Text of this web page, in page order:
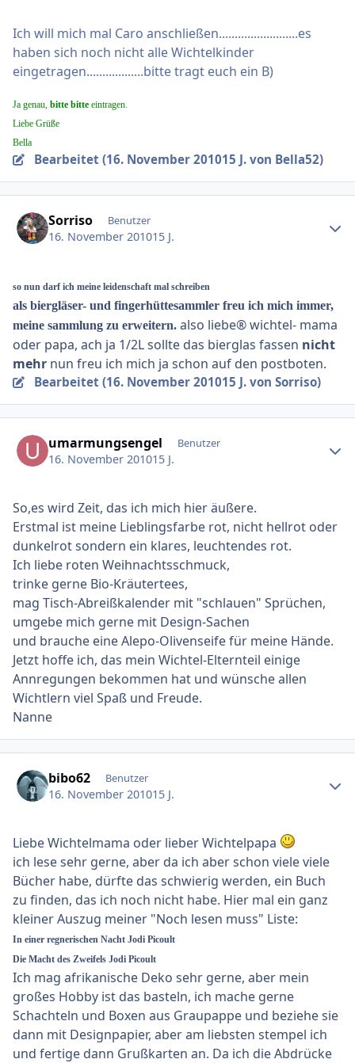
Ich will mich mal Caro anschließen.........................es
haben sich noch nicht alle Wichtelkinder
eingetragen..................bitte tragt euch ein B)
Ja genau, bitte bitte eintragen.
Liebe Grüße
Bella
Bearbeitet (16. November 201015 J.von Bella52)
Sorriso Benutzer
16. November 201015 J.
so nun darf ich meine leidenschaft mal schreiben
als biergläser- und fingerhüttesammler freu ich mich immer,
meine sammlung zu erweitern. also liebe® wichtel- mama
oder papa, ach ja 1/2L sollte das bierglas fassen nicht
mehr nun freu ich mich ja schon auf den postboten.
Bearbeitet (16. November 201015 J.von Sorriso)
umarmungsengel Benutzer
16. November 201015 J.
So,es wird Zeit, das ich mich hier äußere.
Erstmal ist meine Lieblingsfarbe rot, nicht hellrot oder
dunkelrot sondern ein klares, leuchtendes rot.
Ich liebe roten Weihnachtsschmuck,
trinke gerne Bio-Kräutertees,
mag Tisch-Abreißkalender mit "schlauen" Sprüchen,
umgebe mich gerne mit Design-Sachen
und brauche eine Alepo-Olivenseife für meine Hände.
Jetzt hoffe ich, das mein Wichtel-Elternteil einige
Annregungen bekommen hat und wünsche allen
Wichtlern viel Spaß und Freude.
Nanne
bibo62 Benutzer
16. November 201015 J.
Liebe Wichtelmama oder lieber Wichtelpapa
ich lese sehr gerne, aber da ich aber schon viele viele
Bücher habe, dürfte das schwierig werden, ein Buch
zu finden, das ich noch nicht habe. Hier mal ein ganz
kleiner Auszug meiner "Noch lesen muss" Liste:
In einer regnerischen Nacht Jodi Picoult
Die Macht des Zweifels Jodi Picoult
Ich mag afrikanische Deko sehr gerne, aber mein
großes Hobby ist das basteln, ich mache gerne
Schachteln und Boxen aus Graupappe und beziehe sie
dann mit Designpapier, aber am liebsten stempel ich
und fertige dann Grußkarten an. Da ich die Abdrücke